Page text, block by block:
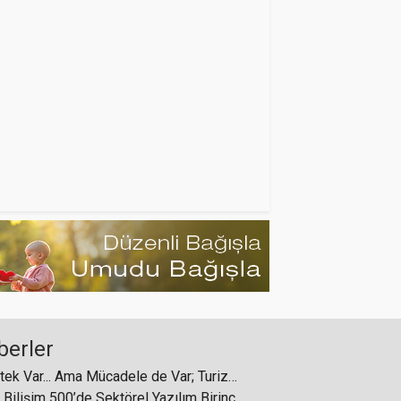
32. WorldFood İstanbul’da,
Sürdürülebilir Gıda Sistemi
konuşuluyor
grubu Hasan Yiğit ile
Türkiye’de yeni bir iş ortaklığı
Destek Var... Ama Mücadele de Var; Turizme 750 Milyon Dolarlık Destek